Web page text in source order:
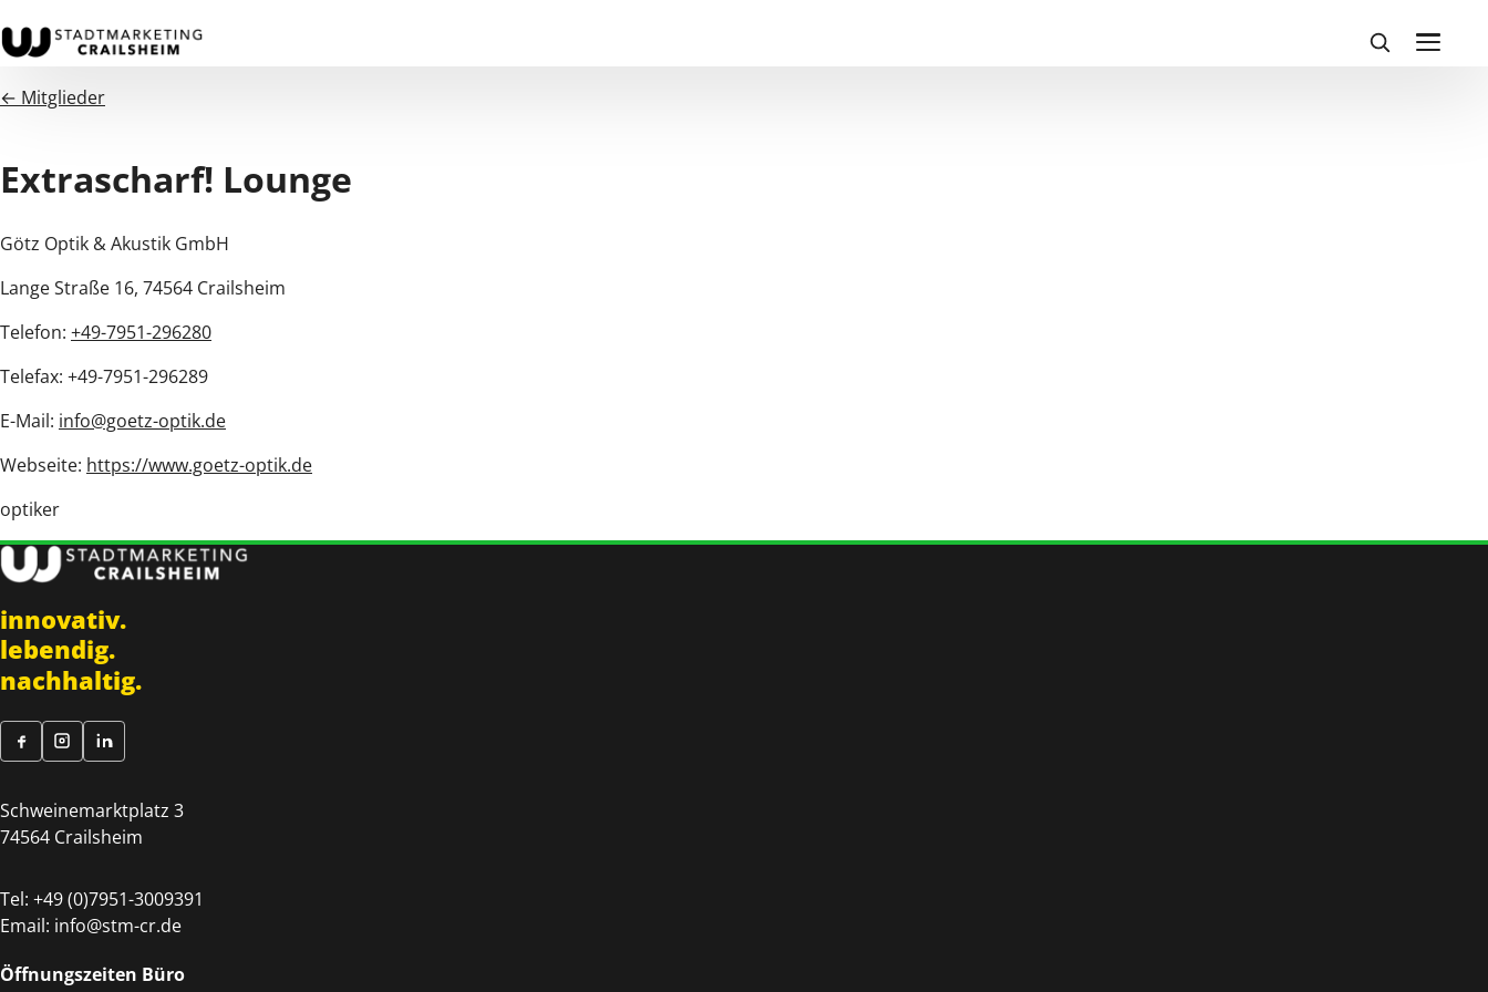
← Mitglieder
Extrascharf! Lounge
Götz Optik & Akustik GmbH
Lange Straße 16, 74564 Crailsheim
Telefon: +49-7951-296280
Telefax: +49-7951-296289
E-Mail: info@goetz-optik.de
Webseite: https://www.goetz-optik.de
optiker
innovativ.
lebendig.
nachhaltig.
Schweinemarktplatz 3
74564 Crailsheim
Tel: +49 (0)7951-3009391
Email: info@stm-cr.de
Öffnungszeiten Büro